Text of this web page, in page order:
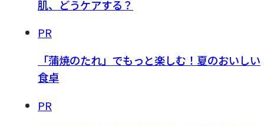
肌、どうケアする？
PR
「蒲焼のたれ」でもっと楽しむ！夏のおいしい
食卓
PR